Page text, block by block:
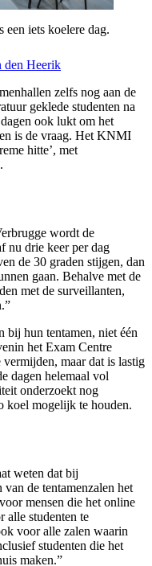
een iets koelere dag.
den Heerik
zelfs nog aan de
geklede studenten na
ook lukt om het
is de vraag. Het KNMI
hitte’, met
wordt de
nu drie keer per dag
de 30 graden stijgen, dan
gaan. Behalve met de
met de surveillanten,
bij hun tentamen, niet één
het Exam Centre
maar dat is lastig
dagen helemaal vol
onderzoekt nog
koel mogelijk te houden.
weten dat bij
de tentamenzalen het
mensen die het online
alle studenten te
voor alle zalen waarin
studenten die het
maken.”